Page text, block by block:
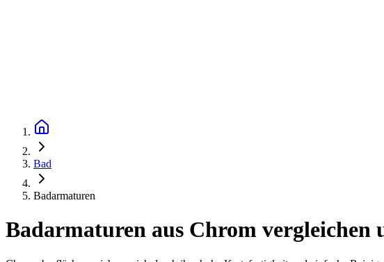
Bad
Badarmaturen
Badarmaturen aus Chrom vergleichen